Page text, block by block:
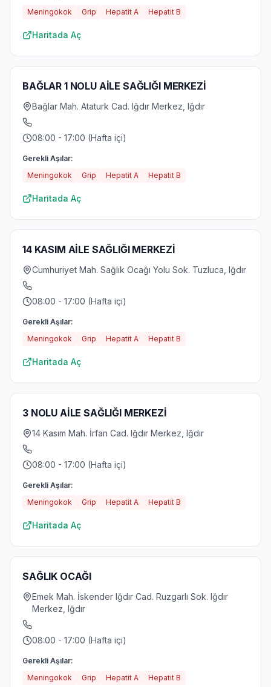
Meningokok
Grip Hepatit A Hepatit B
Haritada Aç
BAĞLAR 1 NOLU AİLE SAĞLIĞI MERKEZİ
Bağlar Mah. Ataturk Cad. Iğdır Merkez, Iğdır
08:00 - 17:00 (Hafta içi)
Gerekli Aşılar:
Meningokok
Grip Hepatit A Hepatit B
Haritada Aç
14 KASIM AİLE SAĞLIĞI MERKEZİ
Cumhuriyet Mah. Sağlık Ocağı Yolu Sok. Tuzluca, Iğdır
08:00 - 17:00 (Hafta içi)
Gerekli Aşılar:
Meningokok
Grip Hepatit A Hepatit B
Haritada Aç
3 NOLU AİLE SAĞLIĞI MERKEZİ
14 Kasım Mah. İrfan Cad. Iğdır Merkez, Iğdır
08:00 - 17:00 (Hafta içi)
Gerekli Aşılar:
Meningokok
Grip Hepatit A Hepatit B
Haritada Aç
SAĞLIK OCAĞI
Emek Mah. İskender Iğdır Cad. Ruzgarlı Sok. Iğdır
Merkez, Iğdır
08:00 - 17:00 (Hafta içi)
Gerekli Aşılar:
Meningokok
Grip Hepatit A Hepatit B